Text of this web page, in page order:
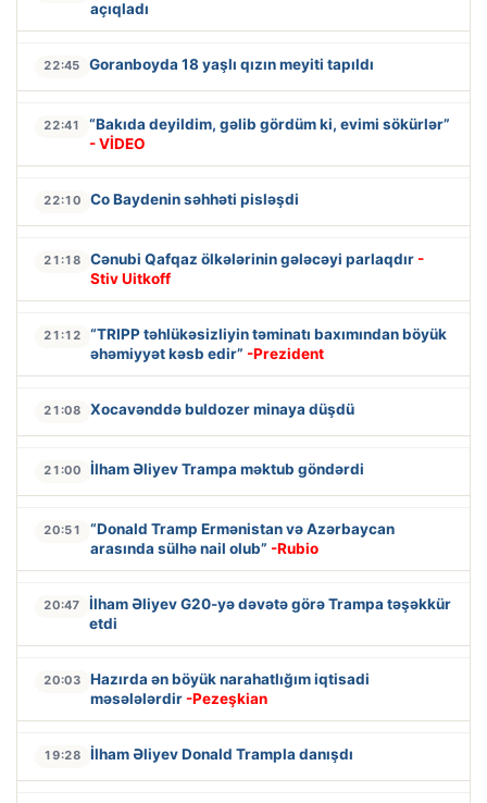
açıqladı
22:45 Goranboyda 18 yaşlı qızın meyiti tapıldı
22:41
“Bakıda deyildim, gəlib gördüm ki, evimi sökürlər”
- VİDEO
22:10 Co Baydenin səhhəti pisləşdi
21:18 Cənubi Qafqaz ölkələrinin gələcəyi parlaqdır -
Stiv Uitkoff
21:12
“TRIPP təhlükəsizliyin təminatı baxımından böyük
əhəmiyyət kəsb edir” -Prezident
21:08 Xocavənddə buldozer minaya düşdü
21:00 İlham Əliyev Trampa məktub göndərdi
20:51
“Donald Tramp Ermənistan və Azərbaycan
arasında sülhə nail olub” -Rubio
20:47
İlham Əliyev G20-yə dəvətə görə Trampa təşəkkür
etdi
20:03
Hazırda ən böyük narahatlığım iqtisadi
məsələlərdir -Pezeşkian
19:28 İlham Əliyev Donald Trampla danışdı